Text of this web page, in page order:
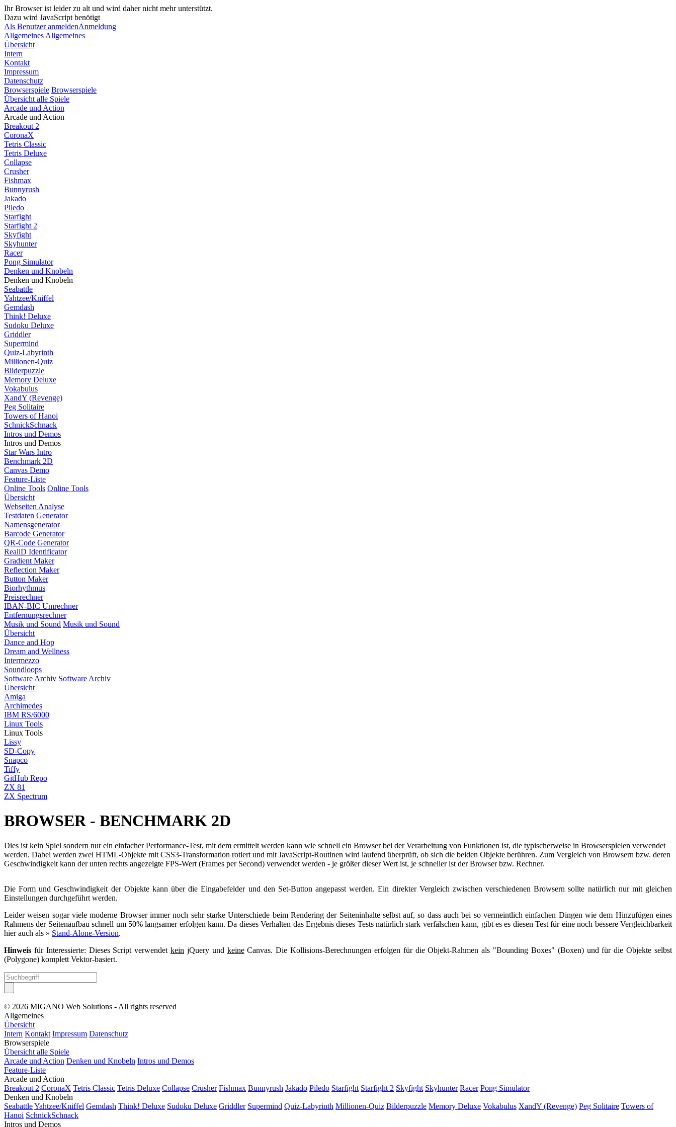
Ihr Browser ist leider zu alt und wird daher nicht mehr unterstützt.
Dazu wird JavaScript benötigt
Als Benutzer anmeldenAnmeldung
Allgemeines Allgemeines
Übersicht
Intern
Kontakt
Impressum
Datenschutz
Browserspiele Browserspiele
Übersicht alle Spiele
Arcade und Action
Arcade und Action
Breakout 2
CoronaX
Tetris Classic
Tetris Deluxe
Collapse
Crusher
Fishmax
Bunnyrush
Jakado
Piledo
Starfight
Starfight 2
Skyfight
Skyhunter
Racer
Pong Simulator
Denken und Knobeln
Denken und Knobeln
Seabattle
Yahtzee/Kniffel
Gemdash
Think! Deluxe
Sudoku Deluxe
Griddler
Supermind
Quiz-Labyrinth
Millionen-Quiz
Bilderpuzzle
Memory Deluxe
Vokabulus
XandY (Revenge)
Peg Solitaire
Towers of Hanoi
SchnickSchnack
Intros und Demos
Intros und Demos
Star Wars Intro
Benchmark 2D
Canvas Demo
Feature-Liste
Online Tools Online Tools
Übersicht
Webseiten Analyse
Testdaten Generator
Namensgenerator
Barcode Generator
QR-Code Generator
RealiD Identificator
Gradient Maker
Reflection Maker
Button Maker
Biorhythmus
Preisrechner
IBAN-BIC Umrechner
Entfernungsrechner
Musik und Sound Musik und Sound
Übersicht
Dance and Hop
Dream and Wellness
Intermezzo
Soundloops
Software Archiv Software Archiv
Übersicht
Amiga
Archimedes
IBM RS/6000
Linux Tools
Linux Tools
Lissy
SD-Copy
Snapco
Tiffy
GitHub Repo
ZX 81
ZX Spectrum
BROWSER - BENCHMARK 2D
Dies ist kein Spiel sondern nur ein einfacher Performance-Test, mit dem ermittelt werden kann wie schnell ein Browser bei der Verarbeitung von Funktionen ist, die typischerweise in Browserspielen verwendet
werden. Dabei werden zwei HTML-Objekte mit CSS3-Transformation rotiert und mit JavaScript-Routinen wird laufend überprüft, ob sich die beiden Objekte berühren. Zum Vergleich von Browsern bzw. deren
Geschwindigkeit kann der unten rechts angezeigte FPS-Wert (Frames per Second) verwendet werden - je größer dieser Wert ist, je schneller ist der Browser bzw. Rechner.
Die Form und Geschwindigkeit der Objekte kann über die Eingabefelder und den Set-Button angepasst werden. Ein direkter Vergleich zwischen verschiedenen Browsern sollte natürlich nur mit gleichen
Einstellungen durchgeführt werden.
Leider weisen sogar viele moderne Browser immer noch sehr starke Unterschiede beim Rendering der Seiteninhalte selbst auf, so dass auch bei so vermeintlich einfachen Dingen wie dem Hinzufügen eines
Rahmens der Seitenaufbau schnell um 50% langsamer erfolgen kann. Da dieses Verhalten das Ergebnis dieses Tests natürlich stark verfälschen kann, gibt es es diesen Test für eine noch bessere Vergleichbarkeit
hier auch als » Stand-Alone-Version.
Hinweis für Interessierte: Dieses Script verwendetkein jQuery und keineCanvas. Die Kollisions-Berechnungen erfolgen für die Objekt-Rahmen als "Bounding Boxes" (Boxen) und für die Objekte selbst
(Polygone) komplett Vektor-basiert.
© 2026 MIGANO Web Solutions - All rights reserved
Allgemeines
Übersicht
Intern Kontakt Impressum Datenschutz
Browserspiele
Übersicht alle Spiele
Arcade und Action Denken und Knobeln Intros und Demos
Feature-Liste
Arcade und Action
Breakout 2 CoronaX Tetris Classic Tetris Deluxe Collapse Crusher Fishmax Bunnyrush Jakado Piledo Starfight Starfight 2 Skyfight Skyhunter Racer Pong Simulator
Denken und Knobeln
SeabattleYahtzee/Kniffel Gemdash Think! Deluxe Sudoku Deluxe Griddler Supermind Quiz-Labyrinth Millionen-Quiz Bilderpuzzle Memory Deluxe Vokabulus XandY (Revenge) Peg Solitaire Towers of
Hanoi SchnickSchnack
Intros und Demos